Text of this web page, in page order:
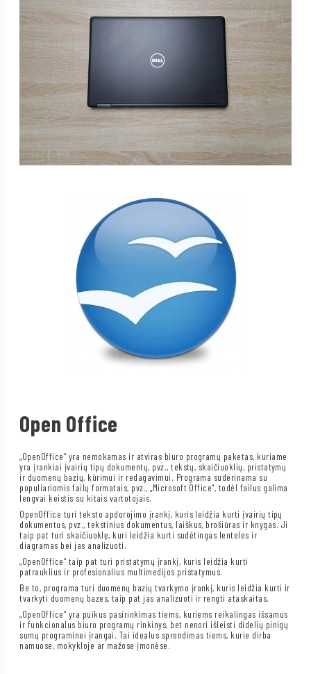
Open Office
„OpenOffice“ yra nemokamas ir atviras biuro programų paketas, kuriame
yra įrankiai įvairių tipų dokumentų, pvz., tekstų, skaičiuoklių, pristatymų
ir duomenų bazių, kūrimui ir redagavimui. Programa suderinama su
populiariomis failų formatais, pvz., „Microsoft Office“, todėl failus galima
lengvai keistis su kitais vartotojais.
OpenOffice turi teksto apdorojimo įrankį, kuris leidžia kurti įvairių tipų
dokumentus, pvz., tekstinius dokumentus, laiškus, brošiūras ir knygas. Ji
taip pat turi skaičiuoklę, kuri leidžia kurti sudėtingas lenteles ir
diagramas bei jas analizuoti.
„OpenOffice“ taip pat turi pristatymų įrankį, kuris leidžia kurti
patrauklius ir profesionalius multimedijos pristatymus.
Be to, programa turi duomenų bazių tvarkymo įrankį, kuris leidžia kurti ir
tvarkyti duomenų bazes, taip pat jas analizuoti ir rengti ataskaitas.
„OpenOffice“ yra puikus pasirinkimas tiems, kuriems reikalingas išsamus
ir funkcionalus biuro programų rinkinys, bet nenori išleisti didelių pinigų
sumų programinei įrangai. Tai idealus sprendimas tiems, kurie dirba
namuose, mokykloje ar mažose įmonėse.